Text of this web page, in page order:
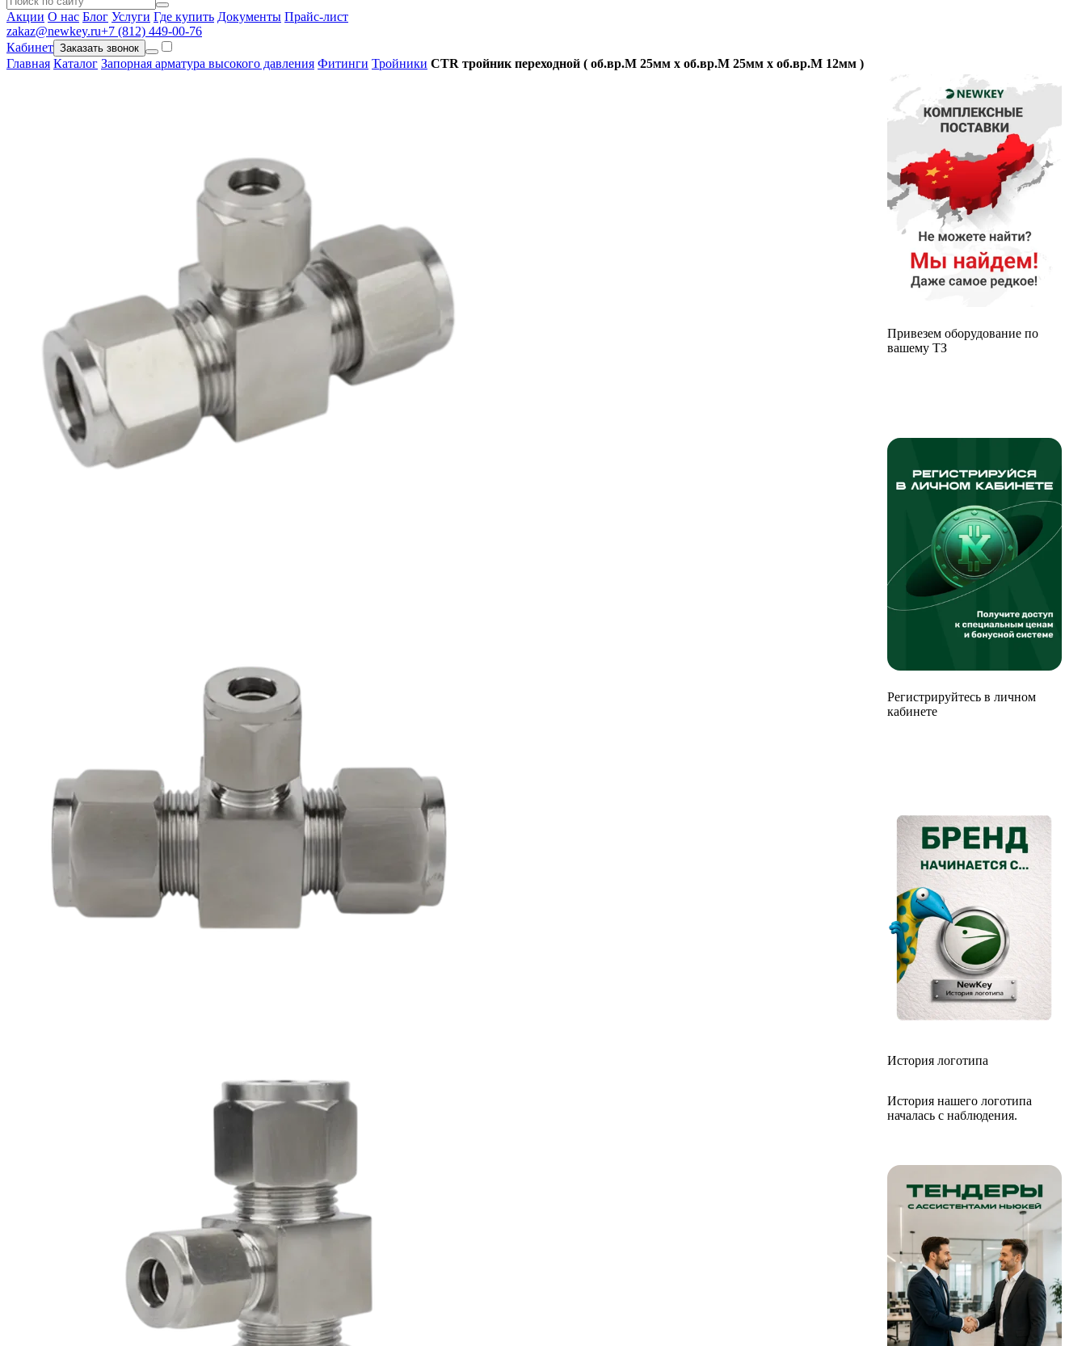
Акции О нас Блог Услуги Где купить Документы Прайс-лист
zakaz@newkey.ru+7 (812) 449-00-76
Кабинет Заказать звонок
Привезем оборудование по
вашему ТЗ
Регистрируйтесь в личном
кабинете
История логотипа
История нашего логотипа
началась с наблюдения.
Главная Каталог Запорная арматура высокого давления Фитинги Тройники CTR тройник переходной ( об.вр.М 25мм x об.вр.М 25мм x об.вр.М 12мм )